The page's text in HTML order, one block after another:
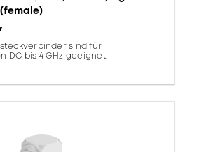
sind für
DC bis 4 GHz geeignet